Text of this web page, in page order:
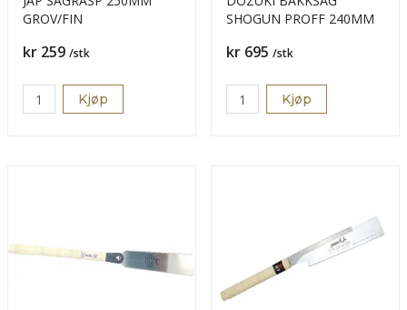
GROV/FIN
Pris
kr 259 /stk
Kjøp
SHOGUN PROFF 240MM
Pris
kr 695 /stk
Kjøp